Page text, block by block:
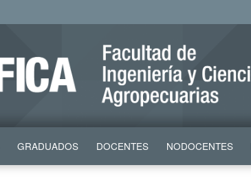
GRADUADOS DOCENTES NODOCENTES